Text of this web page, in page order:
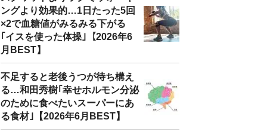
ングより効果的…1日たった5回
×2で血糖値がみるみる下がる
｢イスを使った体操｣【2026年6
月BEST】
不足すると老後うつが待ち構え
る…和田秀樹｢幸せホルモン分泌
のために食べたいスーパーにあ
る食材｣【2026年6月BEST】